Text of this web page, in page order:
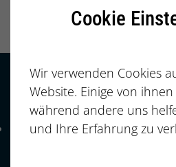
Düsseldorf
Kontakt
+49 (0)
911/23733277
Telefonnummer: 4 9 0 9 1 1 2
Cookie
Wir verwenden Cookies
Website. Einige von
während andere uns
und Ihre Erfahrung zu